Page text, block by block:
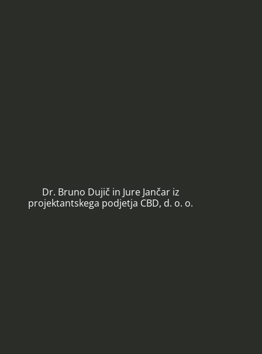
Dr. Bruno Dujič in Jure Jančar iz
projektantskega podjetja CBD, d. o. o.